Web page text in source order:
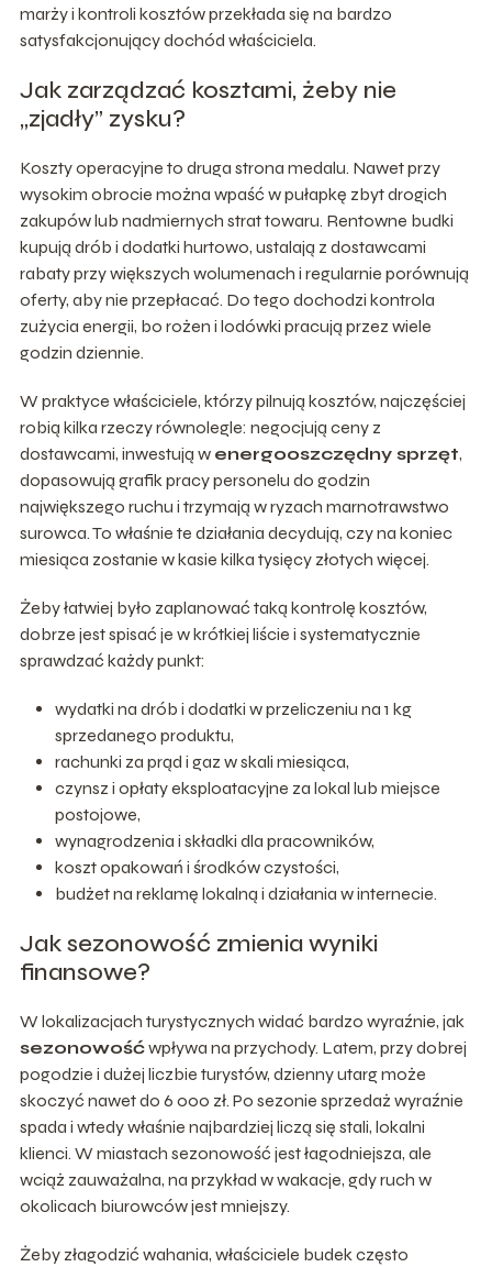
marży i kontroli kosztów przekłada się na bardzo
satysfakcjonujący dochód właściciela.
Jak zarządzać kosztami, żeby nie
„zjadły” zysku?
Koszty operacyjne to druga strona medalu. Nawet przy
wysokim obrocie można wpaść w pułapkę zbyt drogich
zakupów lub nadmiernych strat towaru. Rentowne budki
kupują drób i dodatki hurtowo, ustalają z dostawcami
rabaty przy większych wolumenach i regularnie porównują
oferty, aby nie przepłacać. Do tego dochodzi kontrola
zużycia energii, bo rożen i lodówki pracują przez wiele
godzin dziennie.
W praktyce właściciele, którzy pilnują kosztów, najczęściej
robią kilka rzeczy równolegle: negocjują ceny z
dostawcami, inwestują w energooszczędny sprzęt,
dopasowują grafik pracy personelu do godzin
największego ruchu i trzymają w ryzach marnotrawstwo
surowca. To właśnie te działania decydują, czy na koniec
miesiąca zostanie w kasie kilka tysięcy złotych więcej.
Żeby łatwiej było zaplanować taką kontrolę kosztów,
dobrze jest spisać je w krótkiej liście i systematycznie
sprawdzać każdy punkt:
wydatki na drób i dodatki w przeliczeniu na 1 kg
sprzedanego produktu,
rachunki za prąd i gaz w skali miesiąca,
czynsz i opłaty eksploatacyjne za lokal lub miejsce
postojowe,
wynagrodzenia i składki dla pracowników,
koszt opakowań i środków czystości,
budżet na reklamę lokalną i działania w internecie.
Jak sezonowość zmienia wyniki
finansowe?
W lokalizacjach turystycznych widać bardzo wyraźnie, jak
sezonowośćwpływa na przychody. Latem, przy dobrej
pogodzie i dużej liczbie turystów, dzienny utarg może
skoczyć nawet do 6 000 zł. Po sezonie sprzedaż wyraźnie
spada i wtedy właśnie najbardziej liczą się stali, lokalni
klienci. W miastach sezonowość jest łagodniejsza, ale
wciąż zauważalna, na przykład w wakacje, gdy ruch w
okolicach biurowców jest mniejszy.
Żeby złagodzić wahania, właściciele budek często